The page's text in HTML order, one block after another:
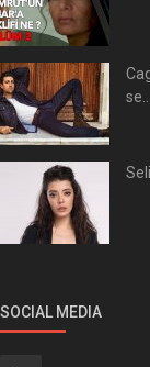
se...
SOCIAL MEDIA